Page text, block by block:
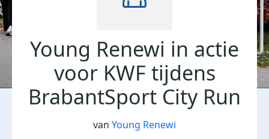
Young Renewi in actie
voor KWF tijdens
BrabantSport City Run
van Young Renewi